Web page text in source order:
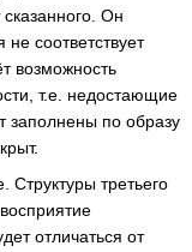
Он
соответствует
возможность
т.е. недостающие
заполнены по образу
третьего
отличаться от